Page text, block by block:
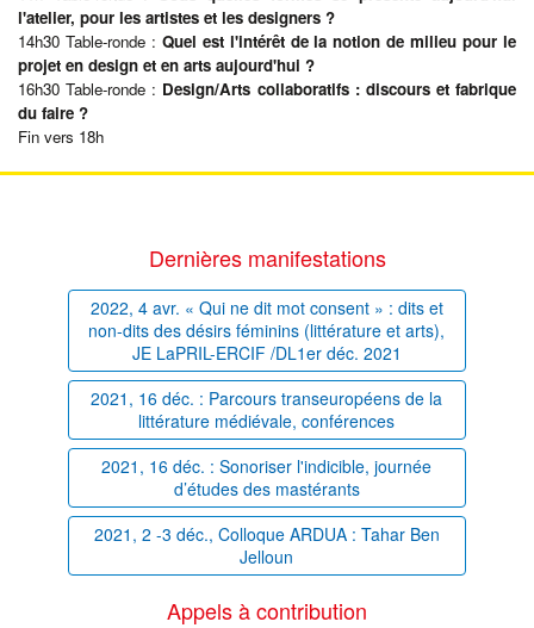
l'atelier, pour les artistes et les designers ?
14h30 Table-ronde : Quel est l'intérêt de la notion de milieu pour le
projet en design et en arts aujourd'hui ?
16h30 Table-ronde : Design/Arts collaboratifs : discours et fabrique
du faire ?
Fin vers 18h
Dernières manifestations
2022, 4 avr. « Qui ne dit mot consent » : dits et
non-dits des désirs féminins (littérature et arts),
JE LaPRIL-ERCIF /DL1er déc. 2021
2021, 16 déc. : Parcours transeuropéens de la
littérature médiévale, conférences
2021, 16 déc. : Sonoriser l'indicible, journée
d’études des mastérants
2021, 2 -3 déc., Colloque ARDUA : Tahar Ben
Jelloun
Appels à contribution